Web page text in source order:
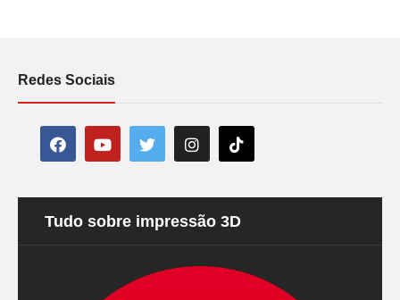
Redes Sociais
Tudo sobre impressão 3D